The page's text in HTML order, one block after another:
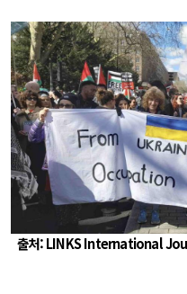
출처: LINKS International